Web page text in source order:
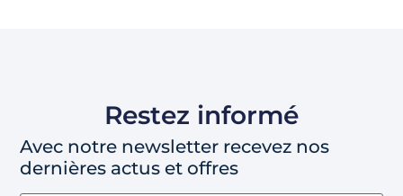
Restez informé
Avec notre newsletter recevez nos
dernières actus et offres